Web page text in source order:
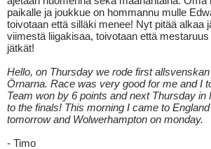
paikalle ja joukkue on hommannu mulle
toivotaan että silläki menee! Nyt pitää alkaa
viimestä liigakisaa, toivotaan että
jätkät!
Hello, on Thursday we rode first
Örnarna. Race was very good for me and I
Team won by 6 points and next Thursday
to the finals! This morning I came to
tomorrow and Wolwerhampton on monday.
- Timo